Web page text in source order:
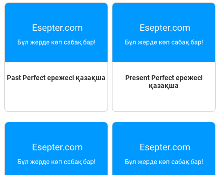
Past Perfect ережесі қазақша
Present Perfect ережесі
қазақша